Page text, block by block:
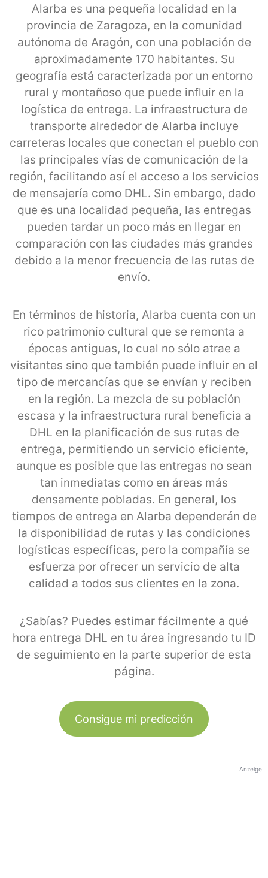
Alarba es una pequeña localidad en la
provincia de Zaragoza, en la comunidad
autónoma de Aragón, con una población de
aproximadamente 170 habitantes. Su
geografía está caracterizada por un entorno
rural y montañoso que puede influir en la
logística de entrega. La infraestructura de
transporte alrededor de Alarba incluye
carreteras locales que conectan el pueblo con
las principales vías de comunicación de la
región, facilitando así el acceso a los servicios
de mensajería como DHL. Sin embargo, dado
que es una localidad pequeña, las entregas
pueden tardar un poco más en llegar en
comparación con las ciudades más grandes
debido a la menor frecuencia de las rutas de
envío.
En términos de historia, Alarba cuenta con un
rico patrimonio cultural que se remonta a
épocas antiguas, lo cual no sólo atrae a
visitantes sino que también puede influir en el
tipo de mercancías que se envían y reciben
en la región. La mezcla de su población
escasa y la infraestructura rural beneficia a
DHL en la planificación de sus rutas de
entrega, permitiendo un servicio eficiente,
aunque es posible que las entregas no sean
tan inmediatas como en áreas más
densamente pobladas. En general, los
tiempos de entrega en Alarba dependerán de
la disponibilidad de rutas y las condiciones
logísticas específicas, pero la compañía se
esfuerza por ofrecer un servicio de alta
calidad a todos sus clientes en la zona.
¿Sabías? Puedes estimar fácilmente a qué
hora entrega DHL en tu área ingresando tu ID
de seguimiento en la parte superior de esta
página.
Consigue mi predicción
Anzeige